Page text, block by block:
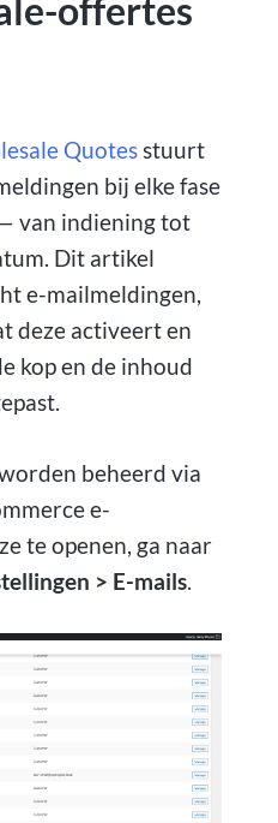
offertes
Quotesstuurt
bij elke fase
van indiening tot
Dit artikel
e-mailmeldingen,
deze activeert en
kop en de inhoud
beheerd via
e-
te openen, ga naar
> E-mails.